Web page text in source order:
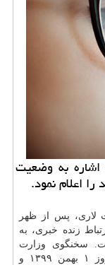
به وضعیت
اعلام نمود.
لاری، پس از ظهر
زنده خبری، به
سخنگوی وزارت
اظهار داشت: از روز گذشته تا امروز ۱ بهمن ۱۳۹۹ و